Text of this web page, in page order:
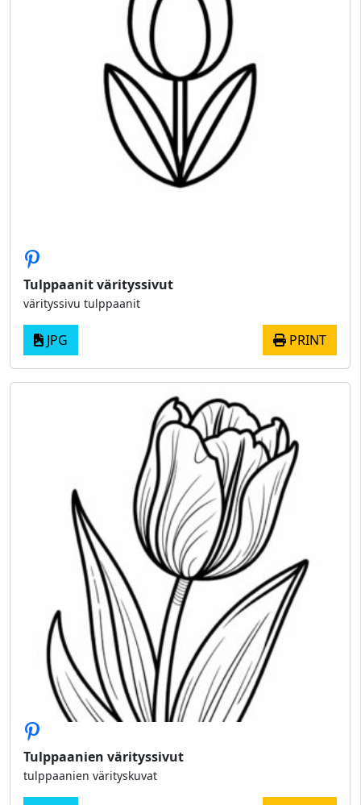
Tulppaanit värityssivut
värityssivu tulppaanit
JPG PRINT
Tulppaanien värityssivut
tulppaanien värityskuvat